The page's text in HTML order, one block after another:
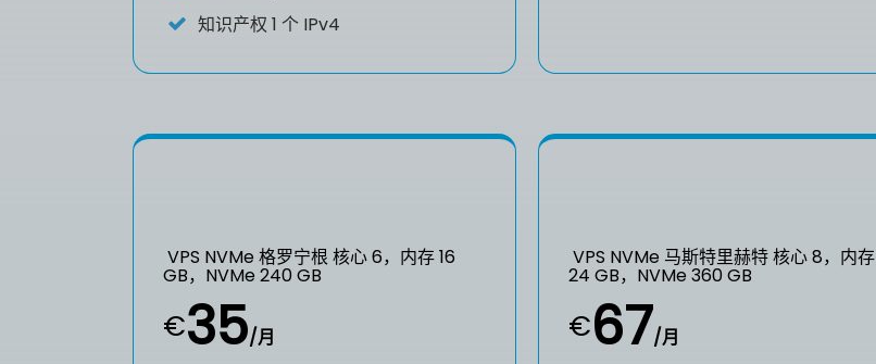
知识产权1 个 IPv4
VPS NVMe 格罗宁根 核心 6，内存 16
GB，NVMe 240 GB
€35/月
VPS NVMe 马斯特里赫特 核心 8，内存
24 GB，NVMe 360 GB
€67/月